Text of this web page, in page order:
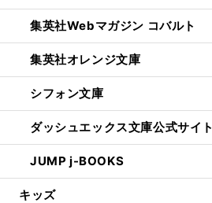
集英社Webマガジン コバルト
集英社オレンジ文庫
シフォン文庫
ダッシュエックス文庫公式サイト
JUMP j-BOOKS
キッズ